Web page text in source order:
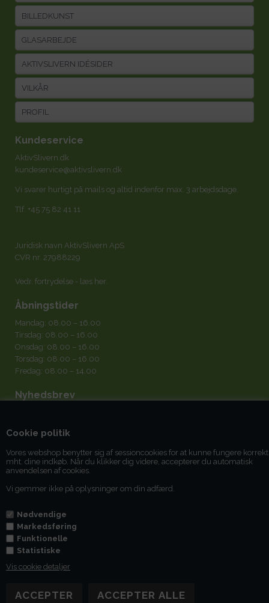
Cookie politik
Vores webshop benytter sig af sessioncookies for at kunne fungere korrekt
mht. dine indkøb. Når du klikker dig videre, accepterer du automatisk
anvendelsen af cookies.
Vi gemmer ikke på oplysninger om din adfærd.
Nødvendige
Markedsføring
Funktionelle
Statistiske
Vis cookie detaljer
BILLEDKUNST
GLASARBEJDE
AKTIVSLIVERN IDÉSIDER
VILKÅR
PROFIL
Kundeservice
AktivSlivern.dk
kundeservice@aktivslivern.dk
Vi svarer hurtigt på mails og altid indenfor max. 3 arbejdsdage.
Tlf. +45 75 82 41 11
Juridisk navn AktivSlivern ApS
CVR nr. 27988229
Vedr. fortrydelse - læs her
Åbningstider
Mandag: 08.00 – 16.00
Tirsdag: 08.00 – 16.00
Onsdag: 08.00 – 16.00
Torsdag: 08.00 – 16.00
Fredag: 08.00 – 14.00
Nyhedsbrev
Jeg acceptererbetingelserne